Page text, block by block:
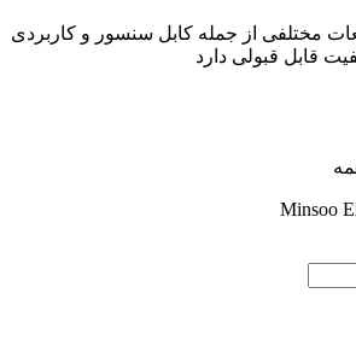
مختلفی از جمله کابل سنسور و کاربردی
قابل قبولی دارد
Minsoo